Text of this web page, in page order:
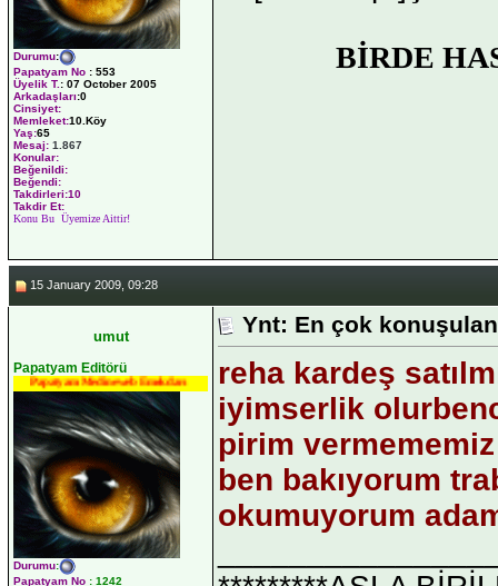
Durumu:
Papatyam No : 553
Üyelik T.: 07 October 2005
Arkadaşları:0
Cinsiyet:
Memleket:10.Köy
Yaş:65
Mesaj: 1.867
Konular:
Beğenildi:
Beğendi:
Takdirleri:10
Takdir Et:
Konu Bu Üyemize Aittir!
BİRDE
15 January 2009, 09:28
umut
Papatyam Editörü
Papatyam Medineweb Emekdarı
Durumu:
Papatyam No : 1242
Ynt: En çok
reha kardeş
iyimserlik
pirim
ben bakıyorum
okumuyorum